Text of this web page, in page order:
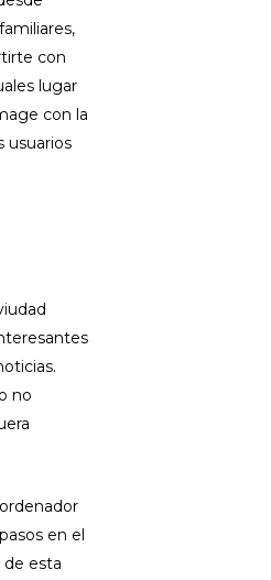
con
lugar
con la
usuarios
no
en el
esta